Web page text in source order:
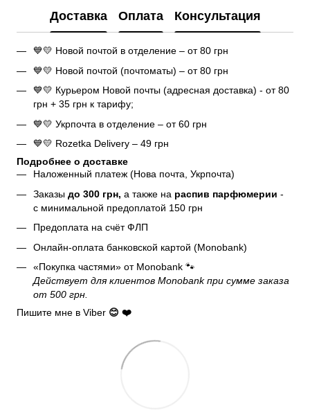
Доставка Оплата Консультация
💙💛 Новой почтой в отделение – от 80 грн
💙💛 Новой почтой (почтоматы) – от 80 грн
💙💛 Курьером Новой почты (адресная доставка) - от 80
грн + 35 грн к тарифу;
💙💛 Укрпочта в отделение – от 60 грн
💙💛 Rozetka Delivery – 49 грн
Подробнее о доставке
Наложенный платеж (Нова почта, Укрпочта)
Заказы до 300 грн, а также на распив парфюмерии -
с минимальной предоплатой 150 грн
Предоплата на счёт ФЛП
Онлайн-оплата банковской картой (Monobank)
«Покупка частями» от Monobank 🐾
Действует для клиентов Monobank при сумме заказа
от 500 грн.
Пишите мне в Viber 😊 ❤️